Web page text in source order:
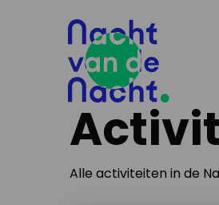
Alle activiteiten in de